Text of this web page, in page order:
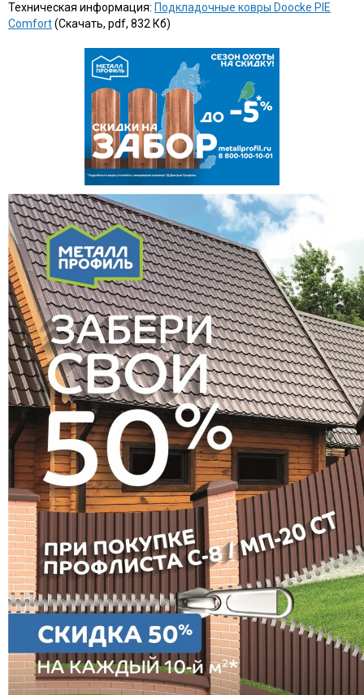
Техническая информация: Подкладочные ковры Doocke PIE
Comfort(Скачать, pdf, 832 Кб)